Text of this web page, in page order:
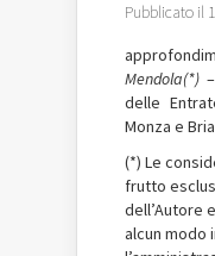
Pubblicato il
Mendola(*)
delle
Monza e
(*) Le
frutto
dell’Autore
alcun modo